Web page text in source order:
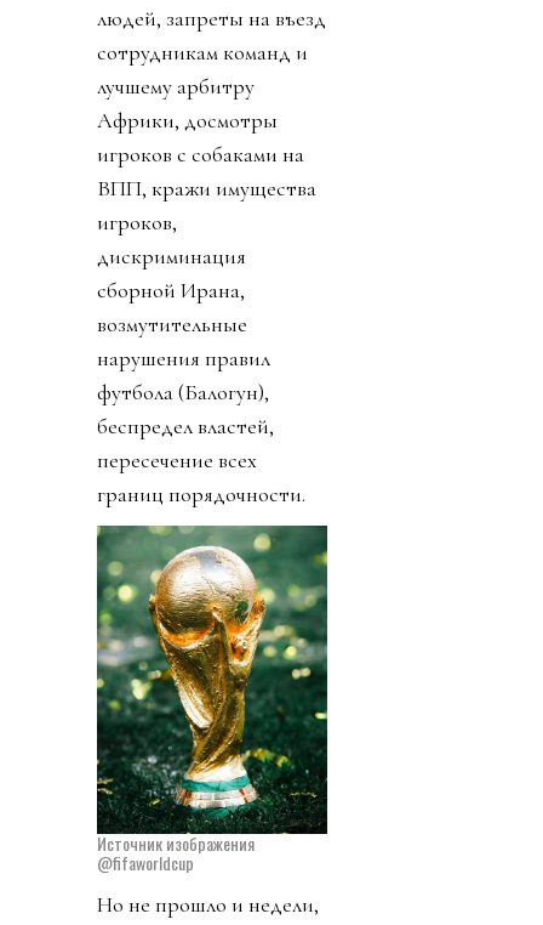
людей, запреты на въезд
сотрудникам команд и
лучшему арбитру
Африки, досмотры
игроков с собаками на
ВПП, кражи имущества
игроков,
дискриминация
сборной Ирана,
возмутительные
нарушения правил
футбола (Балогун),
беспредел властей,
пересечение всех
границ порядочности.
Источник изображения
@fifaworldcup
Но не прошло и недели,